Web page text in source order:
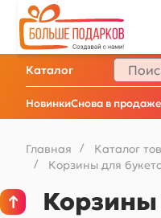
НовинкиСнова в
Каталог
Главная / Каталог
/ Корзины для
Корзины